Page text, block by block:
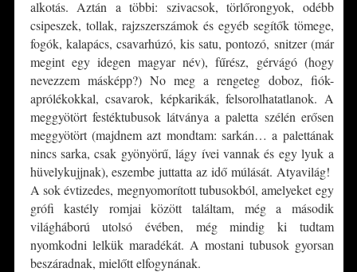
alkotás. Aztán a többi: szivacsok, törlőrongyok, odébb
csipeszek, tollak, rajzszerszámok és egyéb segítők tömege,
fogók, kalapács, csavarhúzó, kis satu, pontozó, snitzer (már
megint egy idegen magyar név), fűrész, gérvágó (hogy
nevezzem másképp?) No meg a rengeteg doboz, fiók-
aprólékokkal, csavarok, képkarikák, felsorolhatatlanok. A
meggyötört festéktubusok látványa a paletta szélén erősen
meggyötört (majdnem azt mondtam: sarkán… a palettának
nincs sarka, csak gyönyörű, lágy ívei vannak és egy lyuk a
hüvelykujjnak), eszembe juttatta az idő múlását. Atyavilág!
A sok évtizedes, megnyomorított tubusokból, amelyeket egy
grófi kastély romjai között találtam, még a második
világháború utolsó évében, még mindig ki tudtam
nyomkodni lelkük maradékát. A mostani tubusok gyorsan
beszáradnak, mielőtt elfogynának.